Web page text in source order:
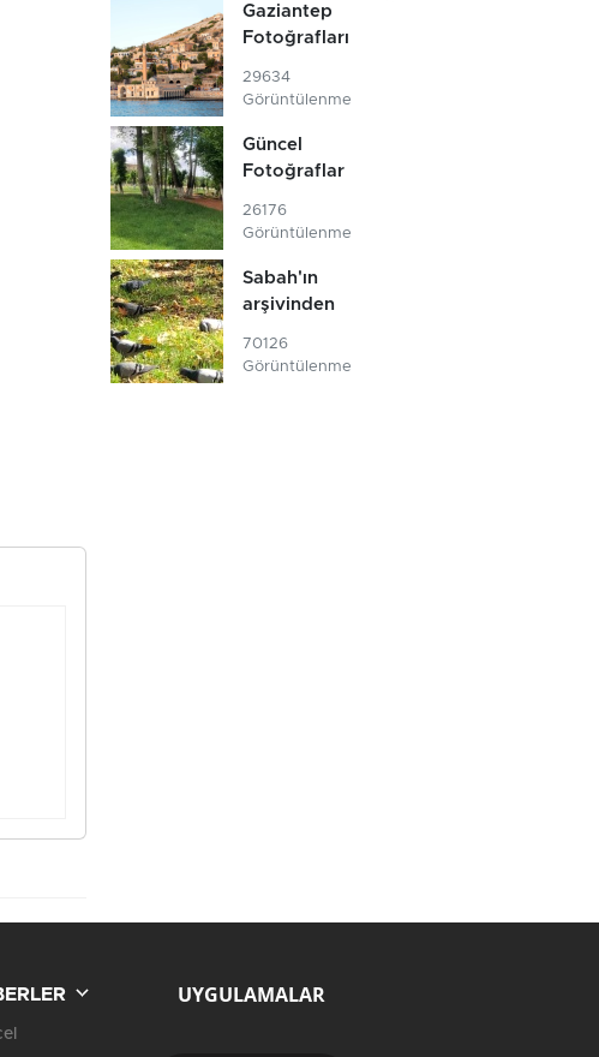
Gaziantep
Fotoğrafları
29634
Görüntülenme
Güncel
Fotoğraflar
26176
Görüntülenme
Sabah'ın
arşivinden
70126
Görüntülenme
UYGULAMALAR